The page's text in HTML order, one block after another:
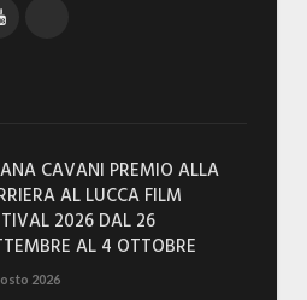
YouTube
CAVANI PREMIO ALLA
AL LUCCA FILM
2026 DAL 26
AL 4 OTTOBRE
2026